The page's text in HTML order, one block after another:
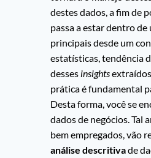
destes dados, a fim de
passa a estar dentro de
principais desde um
estatísticas, tendência
desses insights
prática é fundamental
Desta forma, você se
dados de negócios. Tal
bem empregados, vão
análise descritivade